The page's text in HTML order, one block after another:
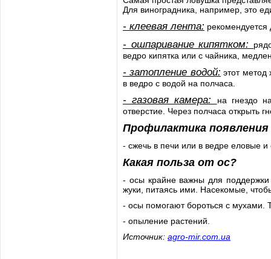
Для виноградника, например, это
- клеевая лента:
- ошпаривание кипятком:
ведро кипятка или с чайника,
- затопление водой: этот метод
в ведро с водой на полчаса.
- газовая камера:
на гнездо
отверстие. Через полчаса открыть
Профилактика появления
- сжечь в печи или в ведре еловые
Какая польза от ос?
- осы крайне важны для поддержки
жуки, питаясь ими. Насекомые,
- осы помогают бороться с мухами.
- опыление растений.
Источник: agro-mir.com.ua